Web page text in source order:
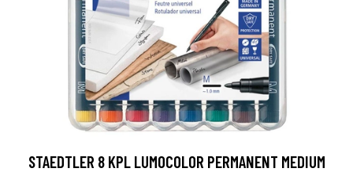
STAEDTLER 8 KPL LUMOCOLOR PERMANENT MEDIUM